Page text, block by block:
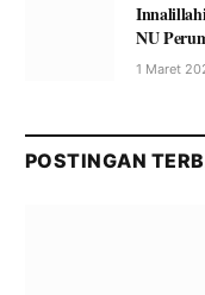
NU
1 Maret
POSTINGAN